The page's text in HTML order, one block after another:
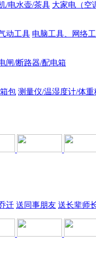
/电水壶/茶具 大家电（空
动工具 电脑工具、网络
闸/断路器/配电箱
包 测量仪/温湿度计/体重
迁 送同事朋友 送长辈师